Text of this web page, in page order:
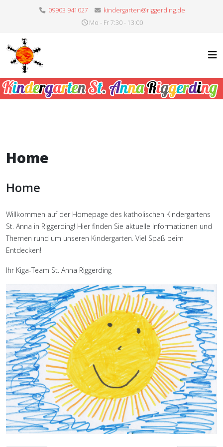
09903 941027
kindergarten@riggerding.de
Mo - Fr 7:30 - 13:00
Home
Home
Willkommen auf der Homepage des katholischen Kindergartens
St. Anna in Riggerding! Hier finden Sie aktuelle Informationen und
Themen rund um unseren Kindergarten. Viel Spaß beim
Entdecken!
Ihr Kiga-Team St. Anna Riggerding